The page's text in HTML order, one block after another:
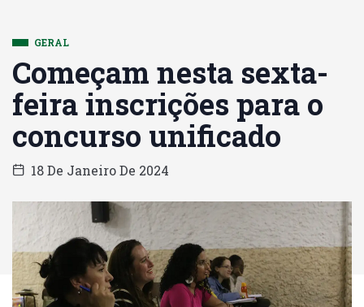
GERAL
Começam nesta sexta-
feira inscrições para o
concurso unificado
18 De Janeiro De 2024